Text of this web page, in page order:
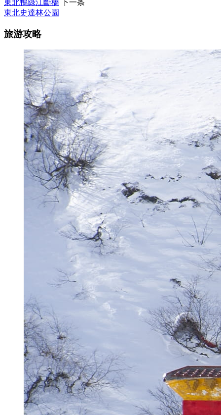
東北鴨綠江斷橋
下一条
東北史達林公園
旅游攻略